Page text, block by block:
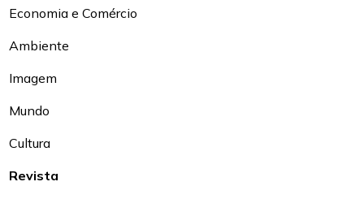
Economia e Comércio
Ambiente
Imagem
Mundo
Cultura
Revista